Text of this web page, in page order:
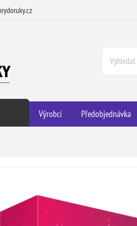
Výrobci Předobjednávka